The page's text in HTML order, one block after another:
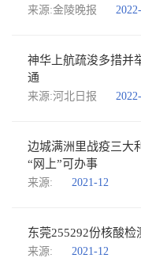
来源:金陵晚报
神华上航疏浚多措并
通
来源:河北日报
边城满洲里战疫三大
“网上”可办事
来源: 2021-12
东莞255292份核酸检
来源: 2021-12